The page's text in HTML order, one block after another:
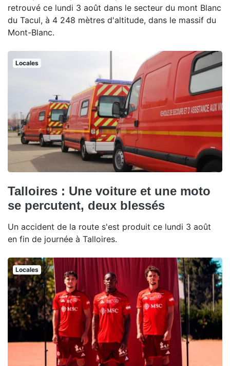
retrouvé ce lundi 3 août dans le secteur du mont Blanc
du Tacul, à 4 248 mètres d'altitude, dans le massif du
Mont-Blanc.
Locales
Talloires : Une voiture et une moto
se percutent, deux blessés
Un accident de la route s'est produit ce lundi 3 août
en fin de journée à Talloires.
Locales